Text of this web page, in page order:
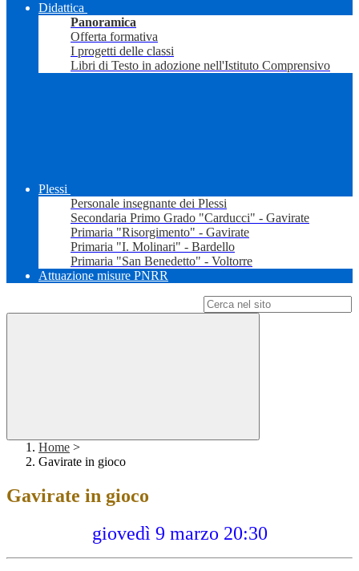
Didattica
Panoramica
Offerta formativa
I progetti delle classi
Libri di Testo in adozione nell'Istituto Comprensivo
Plessi
Personale insegnante dei Plessi
Secondaria Primo Grado "Carducci" - Gavirate
Primaria "Risorgimento" - Gavirate
Primaria "I. Molinari" - Bardello
Primaria "San Benedetto" - Voltorre
Attuazione misure PNRR
Home >
Gavirate in gioco
Gavirate in gioco
giovedì 9 marzo 20:30